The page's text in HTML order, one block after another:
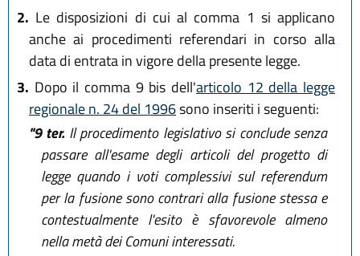
2. Le disposizioni di cui al comma 1 si applicano
anche ai procedimenti referendari in corso alla
data di entrata in vigore della presente legge.
3. Dopo il comma 9 bis dell'articolo 12 della legge
regionale n. 24 del 1996sono inseriti i seguenti:
"9 ter.Il procedimento legislativo si conclude senza
passare all'esame degli articoli del progetto di
legge quando i voti complessivi sul referendum
per la fusione sono contrari alla fusione stessa e
contestualmente l'esito è sfavorevole almeno
nella metà dei Comuni interessati.